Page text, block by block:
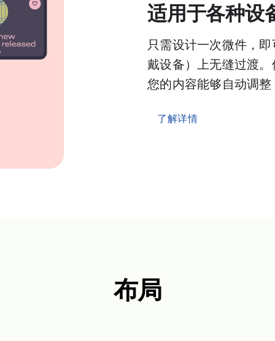
适用于各种设
只需设计一次微件，
戴设备）上无缝过渡
您的内容能够自动调
了解详情
布局